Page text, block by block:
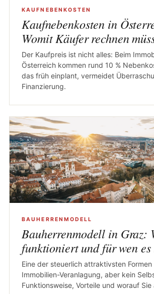
KAUFNEBENKOSTEN
Kaufnebenkosten in
Womit Käufer rechnen
Der Kaufpreis ist nicht alles: Beim
Österreich kommen rund 10 %
das früh einplant, vermeidet
Finanzierung.
BAUHERRENMODELL
Bauherrenmodell in Graz:
funktioniert und für wen
Eine der steuerlich attraktivsten Formen
Immobilien-Veranlagung, aber kein
Funktionsweise, Vorteile und worauf